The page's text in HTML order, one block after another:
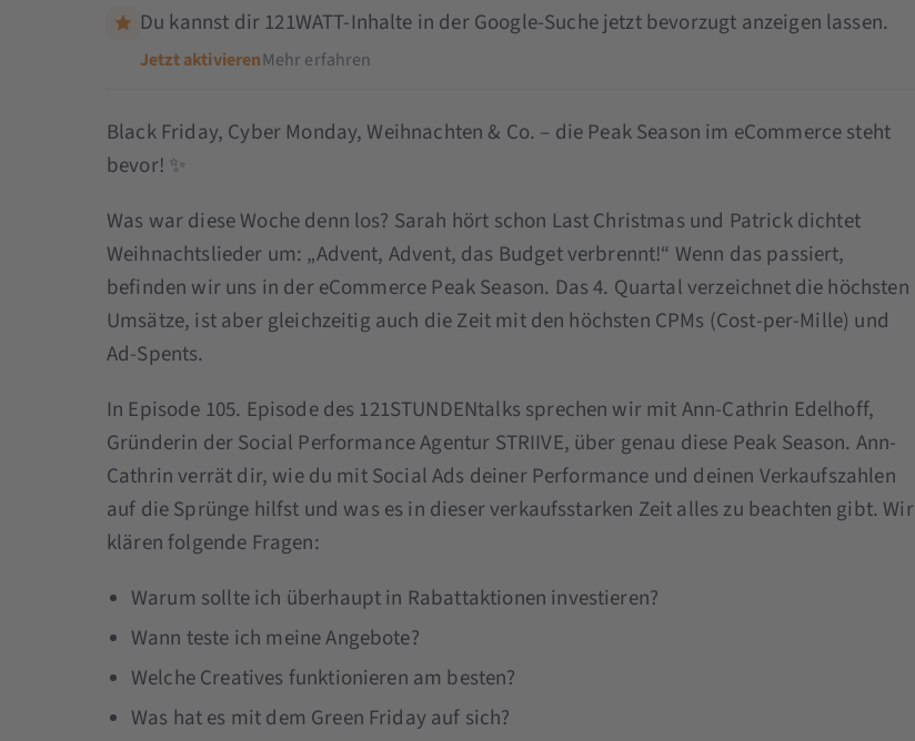
Du kannst dir 121WATT-Inhalte in der Google-Suche jetzt bevorzugt anzeigen lassen.
Jetzt aktivierenMehr erfahren
Black Friday, Cyber Monday, Weihnachten & Co. – die Peak Season im eCommerce steht
bevor! ✨
Was war diese Woche denn los? Sarah hört schon Last Christmas und Patrick dichtet
Weihnachtslieder um: „Advent, Advent, das Budget verbrennt!“ Wenn das passiert,
befinden wir uns in der eCommerce Peak Season. Das 4. Quartal verzeichnet die höchsten
Umsätze, ist aber gleichzeitig auch die Zeit mit den höchsten CPMs (Cost-per-Mille) und
Ad-Spents.
In Episode 105. Episode des 121STUNDENtalks sprechen wir mit Ann-Cathrin Edelhoff,
Gründerin der Social Performance Agentur STRIIVE, über genau diese Peak Season. Ann-
Cathrin verrät dir, wie du mit Social Ads deiner Performance und deinen Verkaufszahlen
auf die Sprünge hilfst und was es in dieser verkaufsstarken Zeit alles zu beachten gibt. Wir
klären folgende Fragen:
Warum sollte ich überhaupt in Rabattaktionen investieren?
Wann teste ich meine Angebote?
Welche Creatives funktionieren am besten?
Was hat es mit dem Green Friday auf sich?